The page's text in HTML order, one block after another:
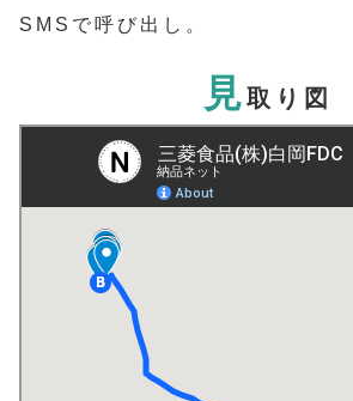
SMSで呼び出し。
見取り図